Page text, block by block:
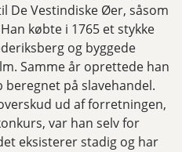
De Vestindiske Øer, såsom
købte i 1765 et stykke
og byggede
Samme år oprettede han
beregnet på slavehandel.
ud af forretningen,
var han selv for
eksisterer stadig og har